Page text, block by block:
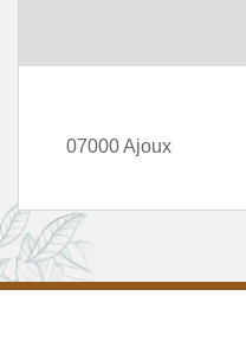
07000 Ajoux